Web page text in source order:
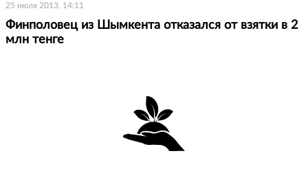
25 июля 2013, 14:11
Финполовец из Шымкента отказался от взятки в 2
млн тенге